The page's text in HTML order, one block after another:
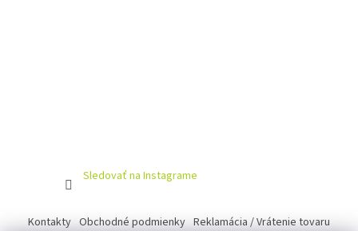
Sledovať na Instagrame
Kontakty Obchodné podmienky Reklamácia / Vrátenie tovaru